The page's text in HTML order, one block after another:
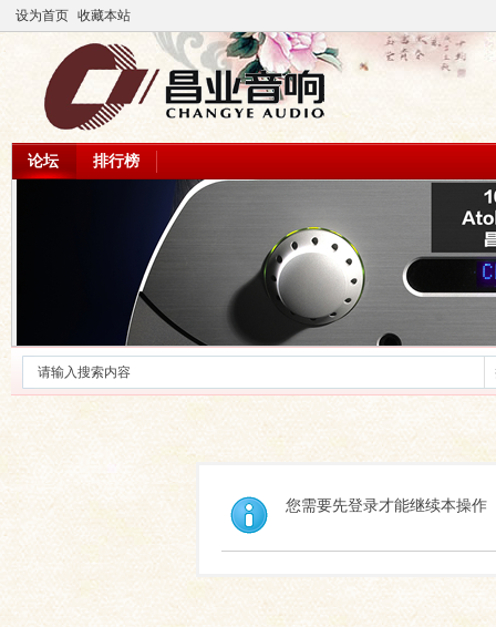
设为首页 收藏本站
论坛 排行榜
您需要先登录才能继续本操作